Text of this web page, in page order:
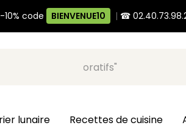
code BIENVENUE10 | ☎
ex: "pots décoratifs"
lunaire Recettes de cuisine